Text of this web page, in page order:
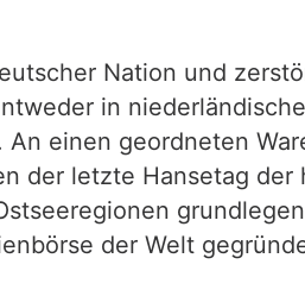
Nation und
in
einen geordneten
der letzte Hansetag der
der Welt